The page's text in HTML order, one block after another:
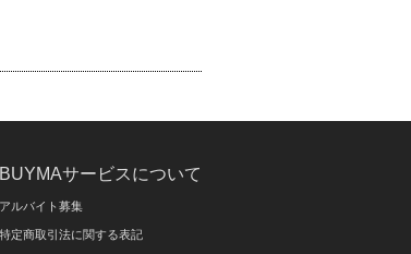
BUYMAサービスについて
アルバイト募集
特定商取引法に関する表記